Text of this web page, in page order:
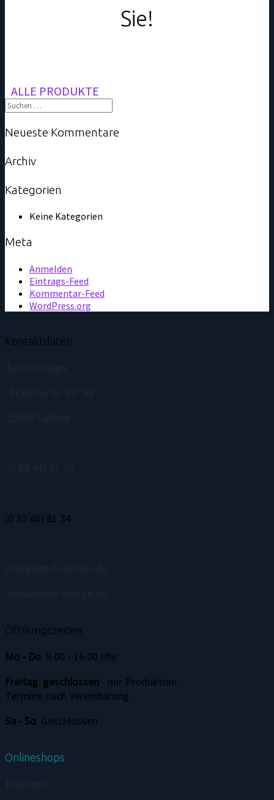
Sie!
ALLE PRODUKTE
Neueste Kommentare
Archiv
Kategorien
Keine Kategorien
Meta
Anmelden
Eintrags-Feed
Kommentar-Feed
WordPress.org
Kontaktdaten
(0 35 46) 81 34
Öffnungszeiten
Mo - Do 8.00 - 16.00 Uhr
Freitag geschlossen - nur Produktion
Termine nach Vereinbarung
Sa - So Geschlossen
Onlineshops